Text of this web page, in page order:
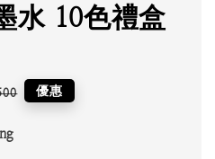
水 10色禮盒
優惠